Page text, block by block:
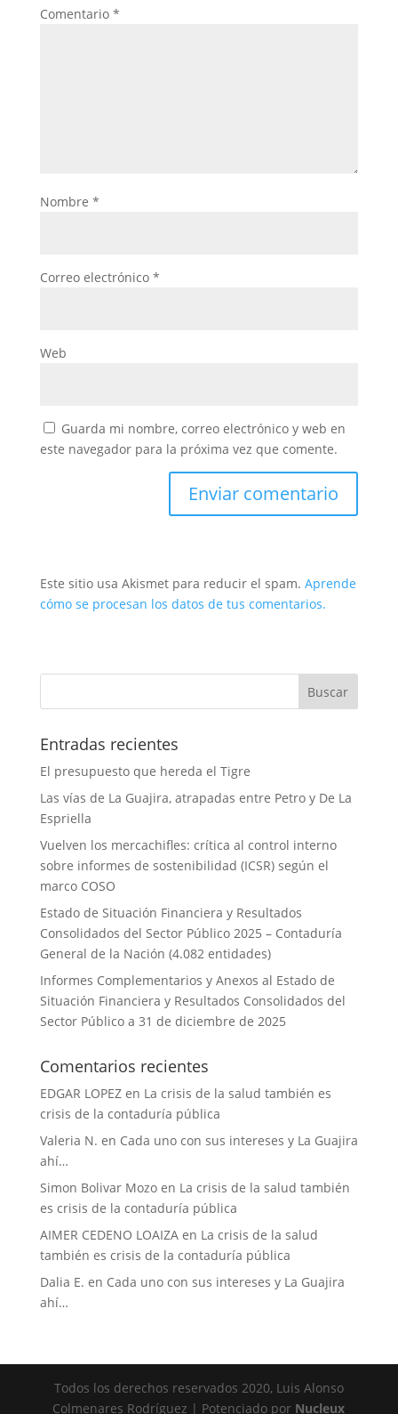
Comentario *
Nombre *
Correo electrónico *
Web
Guarda mi nombre, correo electrónico y web en
este navegador para la próxima vez que comente.
Este sitio usa Akismet para reducir el spam. Aprende
cómo se procesan los datos de tus comentarios.
Entradas recientes
El presupuesto que hereda el Tigre
Las vías de La Guajira, atrapadas entre Petro y De La
Espriella
Vuelven los mercachifles: crítica al control interno
sobre informes de sostenibilidad (ICSR) según el
marco COSO
Estado de Situación Financiera y Resultados
Consolidados del Sector Público 2025 – Contaduría
General de la Nación (4.082 entidades)
Informes Complementarios y Anexos al Estado de
Situación Financiera y Resultados Consolidados del
Sector Público a 31 de diciembre de 2025
Comentarios recientes
EDGAR LOPEZen La crisis de la salud también es
crisis de la contaduría pública
Valeria N. en Cada uno con sus intereses y La Guajira
ahí…
Simon Bolivar Mozoen La crisis de la salud también
es crisis de la contaduría pública
AIMER CEDENO LOAIZAen La crisis de la salud
también es crisis de la contaduría pública
Dalia E. en Cada uno con sus intereses y La Guajira
ahí…
Todos los derechos reservados 2020, Luis Alonso
Colmenares Rodríguez | Potenciado por Nucleux